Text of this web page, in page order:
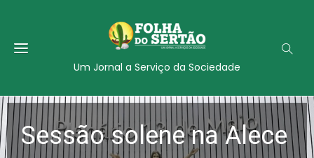
Um Jornal a Serviço da Sociedade
Sessão solene na Alece